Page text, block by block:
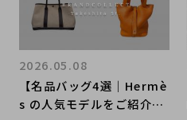
【名品バッグ4選｜Hermè
s の人気モデルをご紹介】
2026.05.08